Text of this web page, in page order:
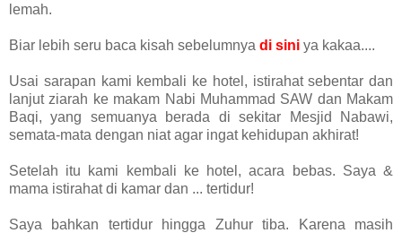
lemah.
Biar lebih seru baca kisah sebelumnya di sini ya kakaa....
Usai sarapan kami kembali ke hotel, istirahat sebentar dan
lanjut ziarah ke makam Nabi Muhammad SAW dan Makam
Baqi, yang semuanya berada di sekitar Mesjid Nabawi,
semata-mata dengan niat agar ingat kehidupan akhirat!
Setelah itu kami kembali ke hotel, acara bebas. Saya &
mama istirahat di kamar dan ... tertidur!
Saya bahkan tertidur hingga Zuhur tiba. Karena masih